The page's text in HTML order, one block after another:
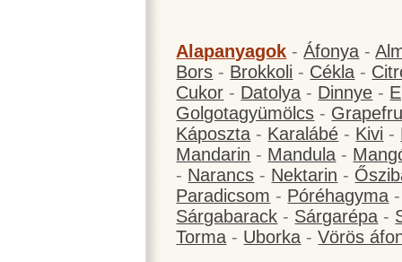
Alapanyagok -Áfonya -
Bors - Brokkoli - Cékla -
Cukor - Datolya - Dinnye -
Golgotagyümölcs -
Káposzta - Karalábé - Kivi -
Mandarin - Mandula -
- Narancs - Nektarin -
Paradicsom - Póréhagyma
Sárgabarack - Sárgarépa -
Torma - Uborka -Vörös